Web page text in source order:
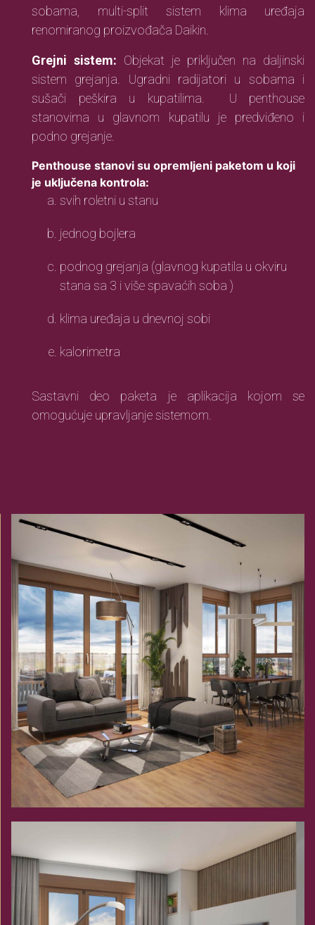
sobama, multi-split sistem klima uređaja
renomiranog proizvođača Daikin.
Grejni sistem: Objekat je priključen na daljinski
sistem grejanja. Ugradni radijatori u sobama i
sušači peškira u kupatilima. U penthouse
stanovima u glavnom kupatilu je predviđeno i
podno grejanje.
Penthouse stanovi su opremljeni paketom u koji
je uključena kontrola:
svih roletni u stanu
jednog bojlera
podnog grejanja (glavnog kupatila u okviru
stana sa 3 i više spavaćih soba )
klima uređaja u dnevnoj sobi
kalorimetra
Sastavni deo paketa je aplikacija kojom se
omogućuje upravljanje sistemom.